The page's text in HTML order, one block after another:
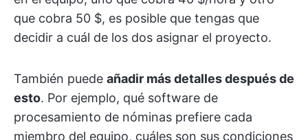
que cobra 50 $, es posible que tengas que
decidir a cuál de los dos asignar el proyecto.
También puede añadir más detalles después de
esto. Por ejemplo, qué software de
procesamiento de nóminas prefiere cada
miembro del equipo, cuáles son sus condiciones